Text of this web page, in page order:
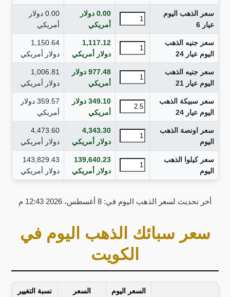
سعر الذهب اليوم
عيار 6
0.00 دولار
أمريكي
0.00 دولار
أمريكي
سعر جنيه الذهب
اليوم عيار 24
1,117.12
دولار أمريكي
1,150.64
دولار أمريكي
سعر جنيه الذهب
اليوم عيار 21
977.48 دولار
أمريكي
1,006.81
دولار أمريكي
سعر سبيكة الذهب
اليوم عيار 24
349.10 دولار
أمريكي
359.57 دولار
أمريكي
سعر اونصة الذهب
اليوم
4,343.30
دولار أمريكي
4,473.60
دولار أمريكي
سعر كيلوا الذهب
اليوم
139,640.23
دولار أمريكي
143,829.43
دولار أمريكي
أخر تحديث لسعر الذهب اليوم في: 8 أغسطس، 2026 12:43 م
سعر سبائك الذهب اليوم في
الكويت
السعر اليوم
السعر
نسبة التغيير